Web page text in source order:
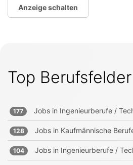
Anzeige schalten
Top Berufsfelder
177 Jobs in Ingenieurberufe /
128 Jobs in Kaufmännische
104 Jobs in Ingenieurberufe /